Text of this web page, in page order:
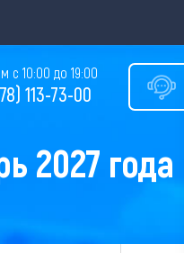
с 10:00 до 19:00
113-73-00
2027 года